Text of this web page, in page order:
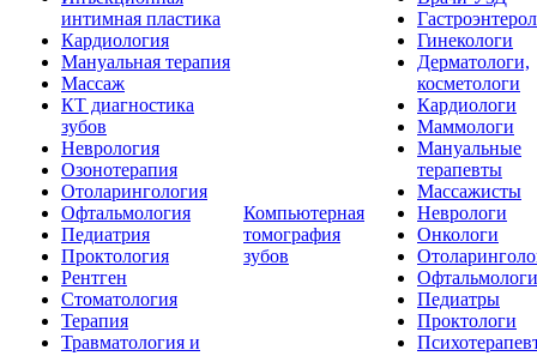
интимная пластика
Кардиология
Мануальная терапия
Массаж
КТ диагностика
зубов
Неврология
Озонотерапия
Отоларингология
Офтальмология
Педиатрия
Проктология
Рентген
Стоматология
Терапия
Травматология и
Компьютерная
томография
зубов
Гинекологи
Дерматологи,
косметологи
Кардиологи
Маммологи
Мануальные
терапевты
Массажисты
Неврологи
Онкологи
Офтальмологи
Педиатры
Проктологи